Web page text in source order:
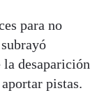
para no
la desaparición
pistas.